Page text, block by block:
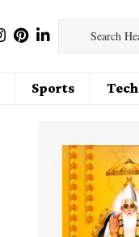
Sports Tech